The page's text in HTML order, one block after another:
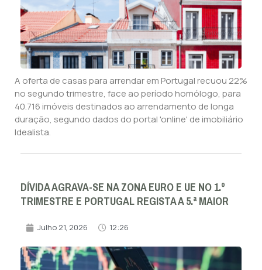
A oferta de casas para arrendar em Portugal recuou 22%
no segundo trimestre, face ao período homólogo, para
40.716 imóveis destinados ao arrendamento de longa
duração, segundo dados do portal 'online' de imobiliário
Idealista.
DÍVIDA AGRAVA-SE NA ZONA EURO E UE NO 1.º
TRIMESTRE E PORTUGAL REGISTA A 5.ª MAIOR
Julho 21, 2026 12:26